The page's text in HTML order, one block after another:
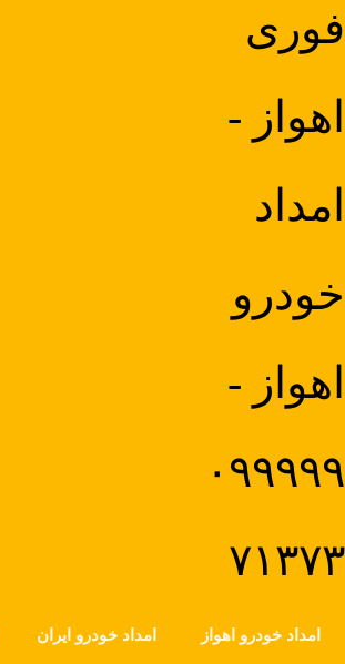
امداد خودرو اهواز امداد خودرو ایران